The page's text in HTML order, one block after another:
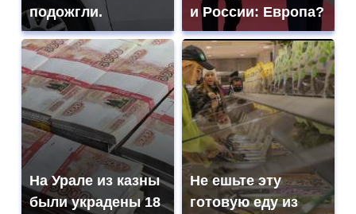
подожгли.
и России: Европа?
На Урале из казны
были украдены 18
Не ешьте эту
готовую еду из